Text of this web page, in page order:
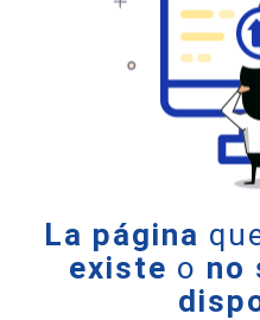
La página
existe o no